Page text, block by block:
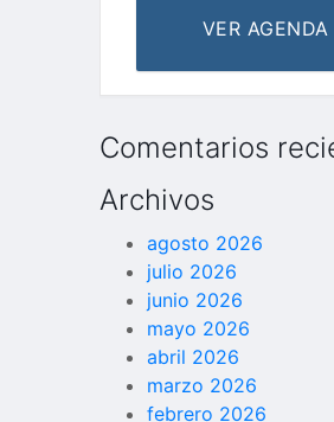
VER AGENDA
Comentarios
Archivos
agosto 2026
julio 2026
junio 2026
mayo 2026
abril 2026
marzo 2026
febrero 2026